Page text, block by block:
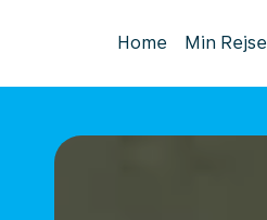
Home Min Rejse